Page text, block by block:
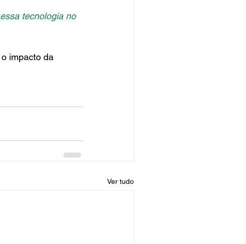
tecnologia no
impacto da
Ver tudo